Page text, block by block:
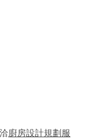
廚房設計規劃服